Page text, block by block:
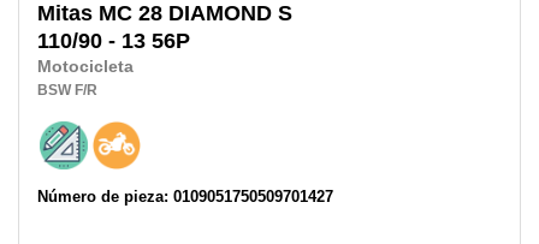
Mitas MC 28 DIAMOND S
110/90 - 13 56P
Motocicleta
BSW F/R
Número de pieza: 0109051750509701427